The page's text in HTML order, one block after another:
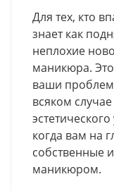
Для тех, кто
знает как
неплохие
маникюра.
ваши
всяком
когда вам на
собственные
маникюром.